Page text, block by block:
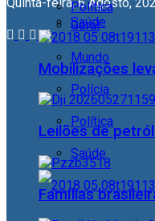
Geral
Mundo
Polícia
Política
Saúde
Política
Saúde
Mobilizações
Leilões de
Famílias